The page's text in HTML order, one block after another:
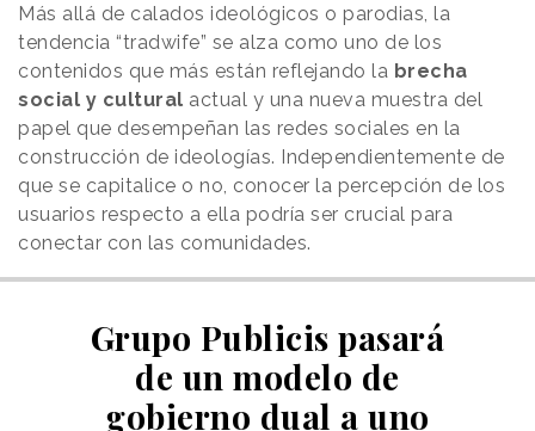
Más allá de calados ideológicos o parodias, la
tendencia “tradwife” se alza como uno de los
contenidos que más están reflejando la brecha
social y cultural actual y una nueva muestra del
papel que desempeñan las redes sociales en la
construcción de ideologías. Independientemente de
que se capitalice o no, conocer la percepción de los
usuarios respecto a ella podría ser crucial para
conectar con las comunidades.
Grupo Publicis pasará
de un modelo de
gobierno dual a uno